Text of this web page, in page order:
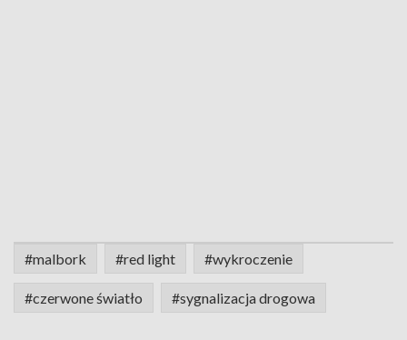
#malbork #red light #wykroczenie
#czerwone światło #sygnalizacja drogowa